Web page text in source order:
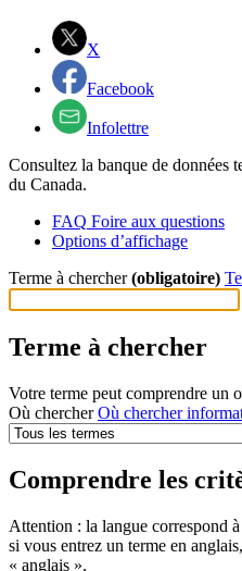
X
Facebook
Infolettre
Consultez la banque de données
du Canada.
FAQ Foire aux questions
Options d’affichage
Terme à chercher (obligatoire)
Terme à chercher
Votre terme peut comprendre un
Où chercher Où chercher
Comprendre les
Attention : la langue correspond
si vous entrez un terme en
« anglais ».